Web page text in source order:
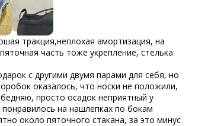
тракция,неплохая амортизация, на
часть тоже укрепление, стелька
с другими двумя парами для себя, но
оказалось, что носки не положили,
просто осадок неприятный у
на нашлепках по бокам
около пяточного стакана, за это минус